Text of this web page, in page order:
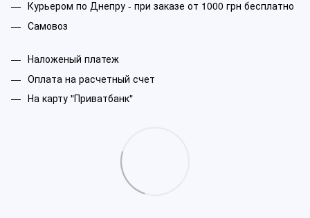
Курьером по Днепру - при заказе от 1000 грн бесплатно
Самовоз
Наложеный платеж
Оплата на расчетный счет
На карту "Приватбанк"